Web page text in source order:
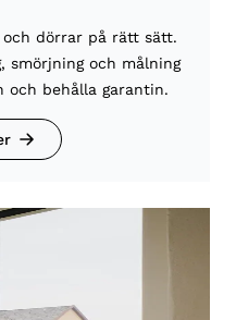
dörrar på rätt sätt.
smörjning och målning
och behålla garantin.